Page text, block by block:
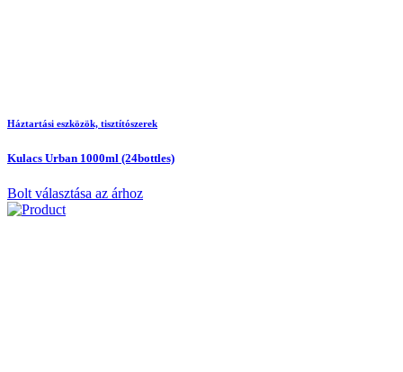
Háztartási eszközök, tisztítószerek
Kulacs Urban 1000ml (24bottles)
Bolt választása az árhoz